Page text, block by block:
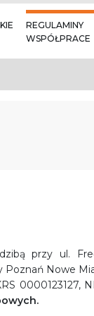
REGULAMINY
WSPÓŁPRACE
przy ul.
Nowe
0000123127,